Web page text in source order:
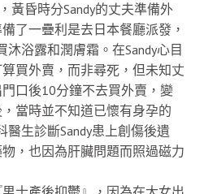
黃昏時分Sandy的丈夫準備外
了一疊利是去日本餐廳派發，
沐浴露和潤膚霜。在Sandy心目
買外賣，而非尋死，但未知丈
口後10分鐘不去買外賣，變
當時並不知道已懷有身孕的
醫生診斷Sandy患上創傷後遺
，也因為肝臟問題而照過磁力